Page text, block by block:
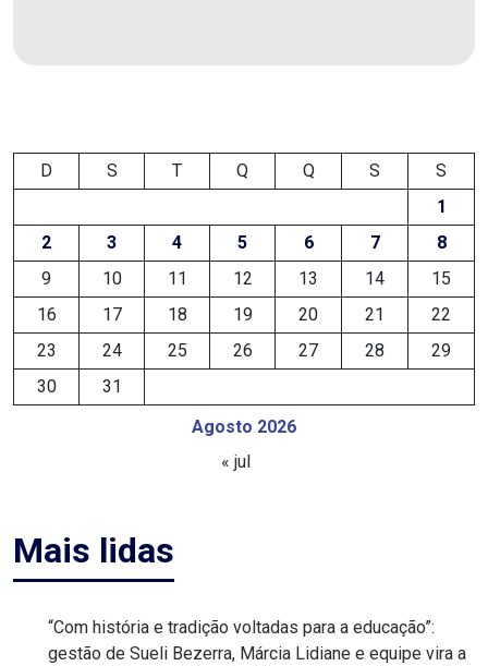
VIVAS!
ROSA
CULTURA
CURSINHO
PREPARATÓRIO
DESENVOLVIMENTO
ECONÔMICO
Agosto 2026
D S T Q Q S
S
1
2
3 4 5 6 7
8
9
10 11 12 13 14
15
16
17 18 19 20 21
22
23
24 25 26 27 28
29
30
31
« jul
Mais lidas
“Com história e tradição voltadas para a educação”:
gestão de Sueli Bezerra, Márcia Lidiane e equipe vira a